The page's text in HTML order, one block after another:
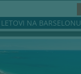
LETOVI NA BARSELONU